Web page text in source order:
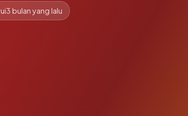
3 bulan yang lalu